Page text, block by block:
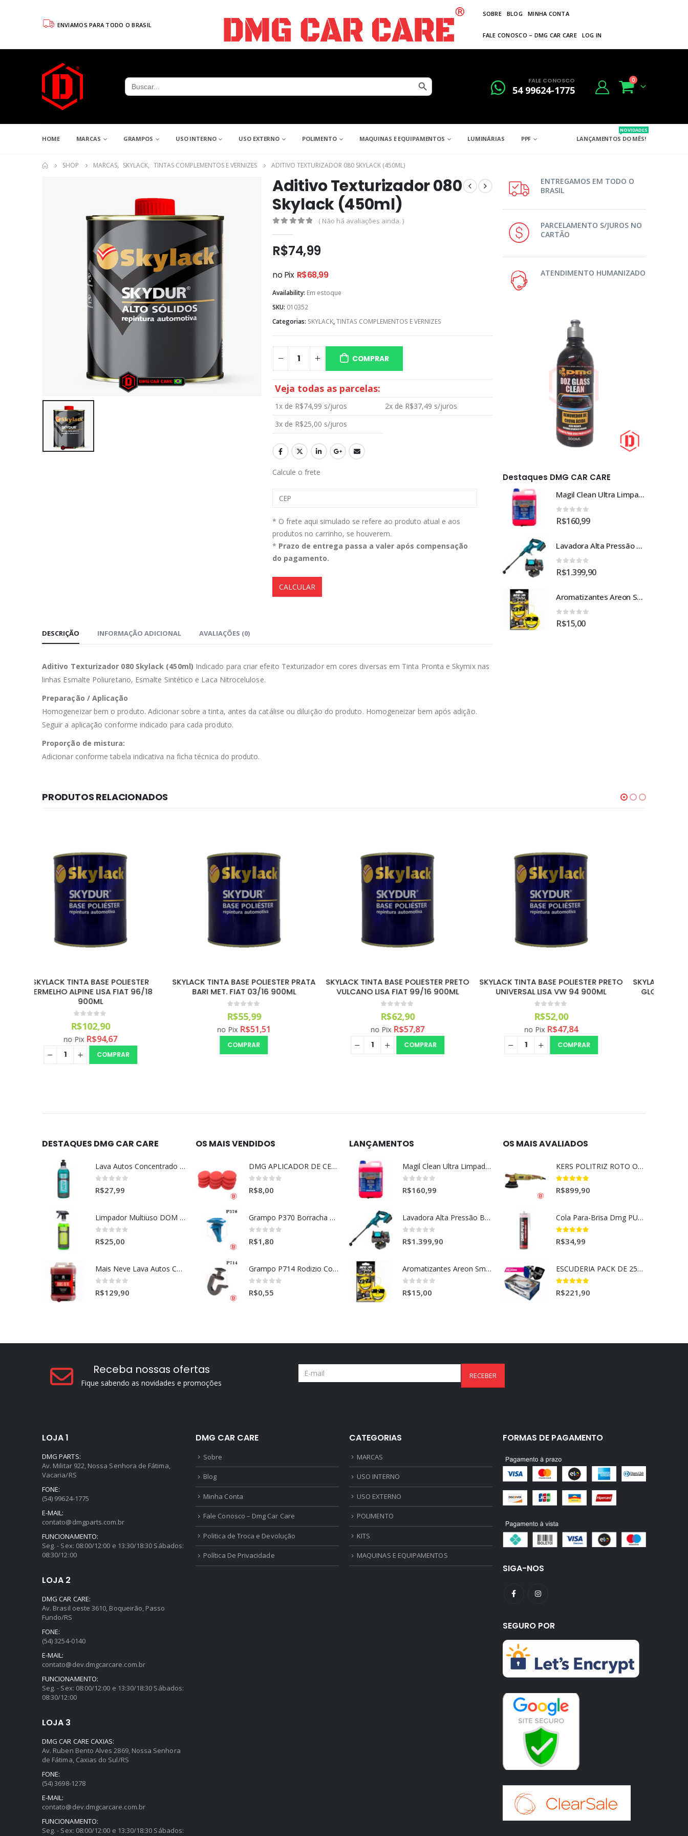
ENVIAMOS PARA TODO O BRASIL
SOBRE BLOG MINHA CONTA
FALE CONOSCO – DMG CAR CARE LOG IN
Search
for:
Search Button FALE CONOSCO
54 99624-1775
0
HOME MARCAS GRAMPOS USO INTERNO USO EXTERNO POLIMENTO MAQUINAS E EQUIPAMENTOS LUMINÁRIAS PPF LANÇAMENTOS DO MÊS!
NOVIDADES
SHOP MARCAS, SKYLACK, TINTAS COMPLEMENTOS E VERNIZES ADITIVO TEXTURIZADOR 080 SKYLACK (450ML)
Aditivo Texturizador 080
Skylack (450ml)
( Não há avaliações ainda. )
R$74,99
no Pix R$68,99
Availability: Em estoque
SKU: 010352
Categorias: SKYLACK,TINTAS COMPLEMENTOS E VERNIZES
COMPRAR
Veja todas as parcelas:
1x de R$74,99 s/juros 2x de R$37,49 s/juros
3x de R$25,00 s/juros
Calcule o frete
* O frete aqui simulado se refere ao produto atual e aos
produtos no carrinho, se houverem.
* Prazo de entrega passa a valer após compensação
do pagamento.
CALCULAR
DESCRIÇÃO INFORMAÇÃO ADICIONAL AVALIAÇÕES (0)
Aditivo Texturizador 080 Skylack (450ml) Indicado para criar efeito Texturizador em cores diversas em Tinta Pronta e Skymix nas
linhas Esmalte Poliuretano, Esmalte Sintético e Laca Nitrocelulose.
Preparação / Aplicação
Homogeneizar bem o produto. Adicionar sobre a tinta, antes da catálise ou diluição do produto. Homogeneizar bem após adição.
Seguir a aplicação conforme indicado para cada produto.
Proporção de mistura:
Adicionar conforme tabela indicativa na ficha técnica do produto.
ENTREGAMOS EM TODO O
BRASIL
PARCELAMENTO S/JUROS NO
CARTÃO
ATENDIMENTO HUMANIZADO
Destaques DMG CAR CARE
R$160,99
Lavadora Alta Pressão Bateria 18v 1bat 3a Makita Dhw180zc
R$ 160,99
Magil Clean Ultra Limpador AutoClean Uso Geral 5L
0 out of 5
R$160,99
Lavadora Alta Pressão Bateria 18v 1bat 3a Makita Dhw180zc
0 out of 5
R$1.399,90
Aromatizantes Areon Smile Black Crystal (1un)
0 out of 5
R$15,00
PRODUTOS RELACIONADOS
SKYLACK TINTA BASE POLIESTER PRATA
BARI MET. FIAT 03/16 900ML
0out of 5
R$
no Pix R$
COMPRAR
SKYLACK TINTA BASE POLIESTER PRETO
VULCANO LISA FIAT 99/16 900ML
R$62,90
no Pix R$
SKYLACK TINTA BASE POLIESTER PRETO
UNIVERSAL LISA VW 94 900ML
R$52,00
no Pix R$
COMPRAR
SKYLACK TINTA BASE POLIESTER PRATA
GLOBAL MET. HONDA 06/16 900ML
R$58,99
no Pix R$
COMPRAR
0out of 5
R$27,99
0out of 5
R$25,00
0out of 5
R$129,90
0out of 5
R$8,00
0out of 5
R$1,80
0out of 5
R$0,55
0out of 5
R$160,99
0out of 5
R$1.399,90
0out of 5
R$15,00
5.00out of 5
R$899,90
5.00out of 5
R$34,99
5.00out of 5
R$221,90
Fique sabendo as novidades e promoções
Av. Militar 922, Nossa Senhora de Fátima,
Vacaria/RS
FONE:
(54) 99624-1775
E-MAIL:
contato@dmgparts.com.br
FUNCIONAMENTO:
Seg. - Sex: 08:00/12:00 e 13:30/18:30 Sábados:
08:30/12:00
Av. Brasil oeste 3610, Boqueirão, Passo
Fundo/RS
FONE:
(54) 3254-0140
E-MAIL:
contato@dev.dmgcarcare.com.br
FUNCIONAMENTO:
Seg. - Sex: 08:00/12:00 e 13:30/18:30 Sábados:
08:30/12:00
Av. Ruben Bento Alves 2869, Nossa Senhora
de Fátima, Caxias do Sul/RS
FONE:
(54) 3698-1278
E-MAIL:
contato@dev.dmgcarcare.com.br
FUNCIONAMENTO:
Seg. - Sex: 08:00/12:00 e 13:30/18:30 Sábados:
08:30/12:00
Blog
Minha Conta
Fale Conosco – Dmg Car Care
Politica de Troca e Devolução
Política De Privacidade
USO INTERNO
USO EXTERNO
POLIMENTO
KITS
MAQUINAS E EQUIPAMENTOS